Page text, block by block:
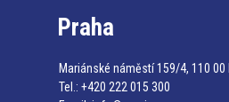
Praha
Mariánské náměstí 159/4, 110 00
Tel.: +420 222 015 300